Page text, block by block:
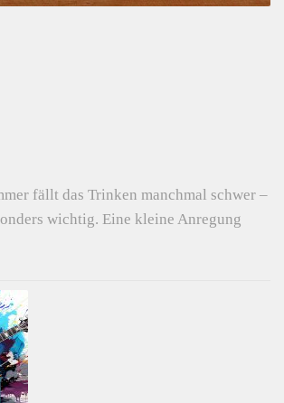
fällt das Trinken manchmal schwer –
wichtig. Eine kleine Anregung